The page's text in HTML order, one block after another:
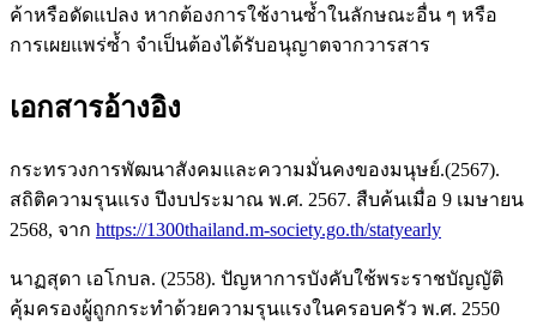
ค้าหรือดัดแปลง หากต้องการใช้งานซ้ำในลักษณะอื่น ๆ หรือ
การเผยแพร่ซ้ำ จำเป็นต้องได้รับอนุญาตจากวารสาร
เอกสารอ้างอิง
กระทรวงการพัฒนาสังคมและความมั่นคงของมนุษย์.(2567).
สถิติความรุนแรง ปีงบประมาณ พ.ศ. 2567. สืบค้นเมื่อ 9 เมษายน
2568, จาก https://1300thailand.m-society.go.th/statyearly
นาฏสุดา เอโกบล. (2558). ปัญหาการบังคับใช้พระราชบัญญัติ
คุ้มครองผู้ถูกกระทำด้วยความรุนแรงในครอบครัว พ.ศ. 2550